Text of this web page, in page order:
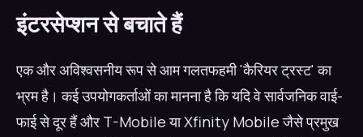
इंटरसेप्शन से बचाते हैं
एक और अविश्वसनीय रूप से आम गलतफहमी 'कैरियर ट्रस्ट' का
भ्रम है। कई उपयोगकर्ताओं का मानना ​​है कि यदि वे सार्वजनिक वाई-
फाई से दूर हैं और T-Mobile या Xfinity Mobile जैसे प्रमुख